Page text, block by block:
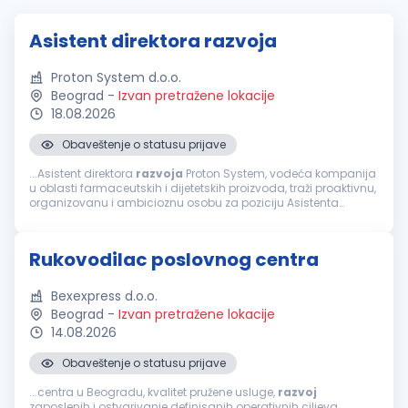
Asistent direktora razvoja
Proton System d.o.o.
Beograd - Izvan pretražene lokacije
18.08.2026
Obaveštenje o statusu prijave
...Asistent direktora razvoja Proton System, vodeća kompanija
u oblasti farmaceutskih i dijetetskih proizvoda, traži proaktivnu,
organizovanu i ambicioznu osobu za poziciju Asistenta
Rukovodilac poslovnog centra
Bexexpress d.o.o.
Beograd - Izvan pretražene lokacije
14.08.2026
Obaveštenje o statusu prijave
...centra u Beogradu, kvalitet pružene usluge, razvoj